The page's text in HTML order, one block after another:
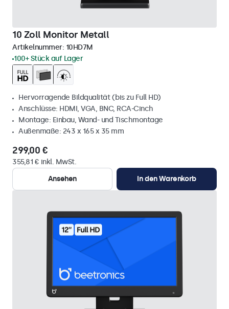
10 Zoll Monitor Metall
Artikelnummer: 10HD7M
100+ Stück auf Lager
Hervorragende Bildqualität (bis zu Full HD)
Anschlüsse: HDMI, VGA, BNC, RCA-Cinch
Montage: Einbau, Wand- und Tischmontage
Außenmaße: 243 x 165 x 35 mm
299,00 €
355,81 € inkl. MwSt.
Ansehen
In den Warenkorb